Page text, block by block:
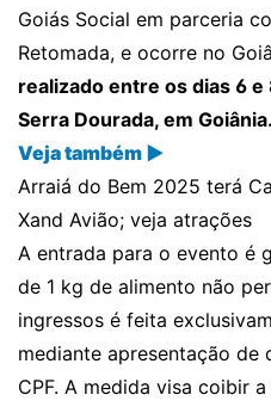
Goiás Social em parceria
Retomada, e ocorre no
realizado entre os dias 6
Serra Dourada, em Goiânia.
Veja também ▶
Arraiá do Bem 2025 terá
Xand Avião; veja atrações
A entrada para o evento é
de 1 kg de alimento não
ingressos é feita
mediante apresentação de
CPF. A medida visa coibir